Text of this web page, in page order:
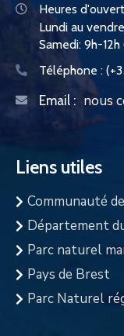
Heures
Lundi au
Samedi: 9h-
Téléphone :
Email : nous
Liens utiles
Communauté
Département
Parc naturel
Pays de Brest
Parc Naturel